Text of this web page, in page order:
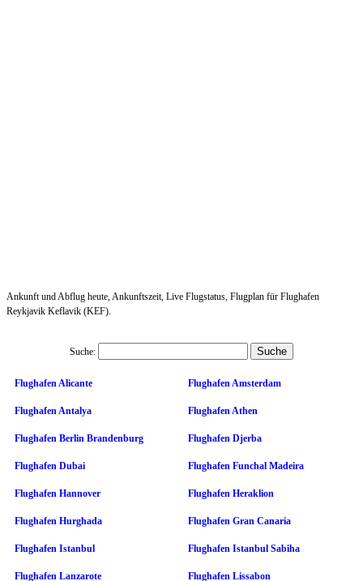
Ankunft und Abflug heute, Ankunftszeit, Live Flugstatus, Flugplan für Flughafen
Reykjavik Keflavik (KEF).
Suche:
Flughafen Alicante Flughafen Amsterdam
Flughafen Antalya Flughafen Athen
Flughafen Berlin Brandenburg Flughafen Djerba
Flughafen Dubai Flughafen Funchal Madeira
Flughafen Hannover Flughafen Heraklion
Flughafen Hurghada Flughafen Gran Canaria
Flughafen Istanbul Flughafen Istanbul Sabiha
Flughafen Lanzarote Flughafen Lissabon